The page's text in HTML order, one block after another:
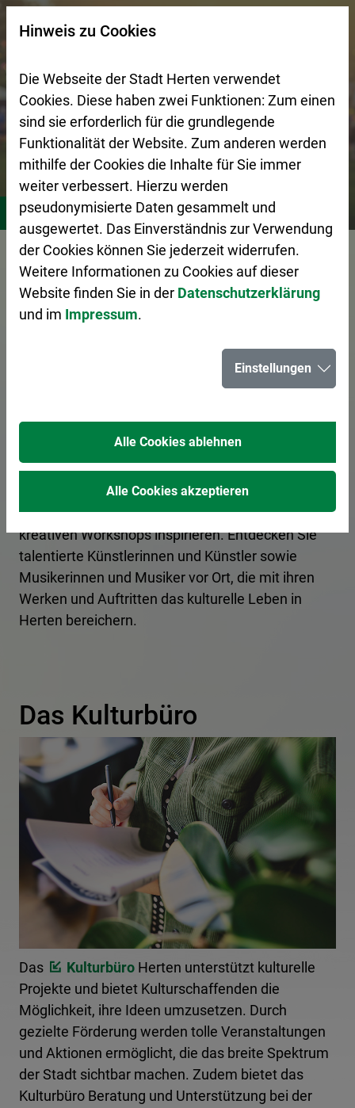
Zur Startseite (Schnelltaste 0)
Zum Seitenanfang springen (Schnelltaste A)
Zur Navigation/Menü springen (Schnelltaste M)
Zur Suche springen (Schnelltaste 8)
Zum Inhalt springen (Schnelltaste I)
Zum Fußbereich springen (Schnelltaste Z)
Stadtleben Kultur
Vorlesen
Kultur in Herten
mitreißenden Konzerten bietet die Stadt Herten
ein breites Spektrum an kulturellen Erlebnissen.
Tauchen Sie ein in die lebendige Kulturszene und
lassen Sie sich von Theateraufführungen,
Literatur- und Comedyveranstaltungen und
kreativen Workshops inspirieren. Entdecken Sie
talentierte Künstlerinnen und Künstler sowie
Musikerinnen und Musiker vor Ort, die mit ihren
Werken und Auftritten das kulturelle Leben in
Herten bereichern.
Das Kulturbüro
Das Kulturbüro Herten unterstützt kulturelle
Projekte und bietet Kulturschaffenden die
Möglichkeit, ihre Ideen umzusetzen. Durch
gezielte Förderung werden tolle Veranstaltungen
und Aktionen ermöglicht, die das breite Spektrum
der Stadt sichtbar machen. Zudem bietet das
Kulturbüro Beratung und Unterstützung bei der
Suchseite mit Schnellsuche
Hinweis zu Cookies
Die Webseite der Stadt Herten verwendet
Cookies. Diese haben zwei Funktionen: Zum einen
sind sie erforderlich für die grundlegende
Funktionalität der Website. Zum anderen werden
mithilfe der Cookies die Inhalte für Sie immer
weiter verbessert. Hierzu werden
pseudonymisierte Daten gesammelt und
ausgewertet. Das Einverständnis zur Verwendung
der Cookies können Sie jederzeit widerrufen.
Weitere Informationen zu Cookies auf dieser
Website finden Sie in der Datenschutzerklärung
und im Impressum.
Einstellungen
Alle Cookies ablehnen
Alle Cookies akzeptieren